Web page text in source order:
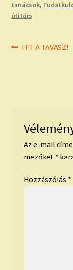
tanácsok,
útitárs
Bejegyzés
Previous
ITT A TAVASZ!
Az e-mail
mezőket *
Hozzászólás *